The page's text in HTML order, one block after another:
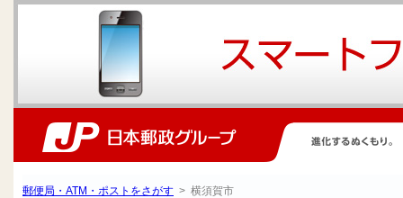
郵便局・ATM・ポストをさがす > 横須賀市